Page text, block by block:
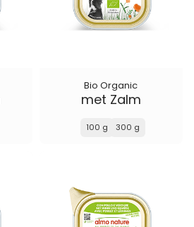
Bio Organic
met Zalm
100 g 300 g